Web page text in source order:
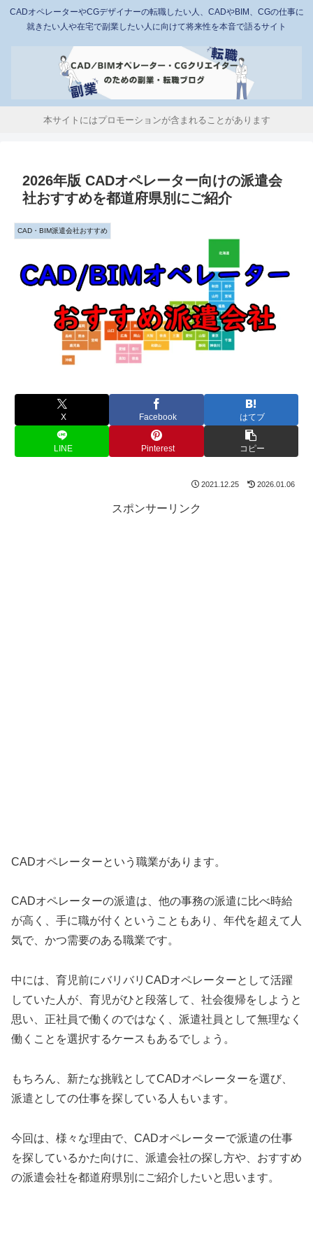
CADオペレーターやCGデザイナーの転職したい人、CADやBIM、CGの仕事に
就きたい人や在宅で副業したい人に向けて将来性を本音で語るサイト
本サイトにはプロモーションが含まれることがあります
2026年版 CADオペレーター向けの派遣会
社おすすめを都道府県別にご紹介
CAD・BIM派遣会社おすすめ
X Facebook はてブ
LINE Pinterest コピー
2021.12.25 2026.01.06
スポンサーリンク
CADオペレーターという職業があります。
CADオペレーターの派遣は、他の事務の派遣に比べ時給
が高く、手に職が付くということもあり、年代を超えて人
気で、かつ需要のある職業です。
中には、育児前にバリバリCADオペレーターとして活躍
していた人が、育児がひと段落して、社会復帰をしようと
思い、正社員で働くのではなく、派遣社員として無理なく
働くことを選択するケースもあるでしょう。
もちろん、新たな挑戦としてCADオペレーターを選び、
派遣としての仕事を探している人もいます。
今回は、様々な理由で、CADオペレーターで派遣の仕事
を探しているかた向けに、派遣会社の探し方や、おすすめ
の派遣会社を都道府県別にご紹介したいと思います。